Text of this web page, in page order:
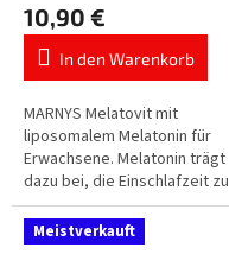
Produktbewertung
ist
5,0
5
Sternen.
10,90 €
In den Warenkorb
MARNYS Melatovit mit
liposomalem Melatonin für
Erwachsene. Melatonin trägt
dazu bei, die Einschlafzeit zu
verkürzen, die Tagesdosis
enthält 1 mg Melatonin.
Meistverkauft